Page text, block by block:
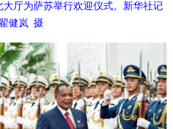
厅为萨苏举行欢迎仪式。新华社记
健岚 摄